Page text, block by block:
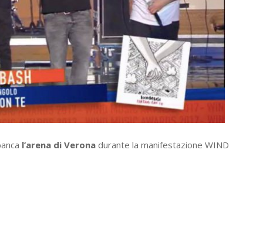
l’arena di Verona durante la manifestazione WIND